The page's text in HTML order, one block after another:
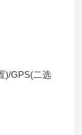
GPS(二选